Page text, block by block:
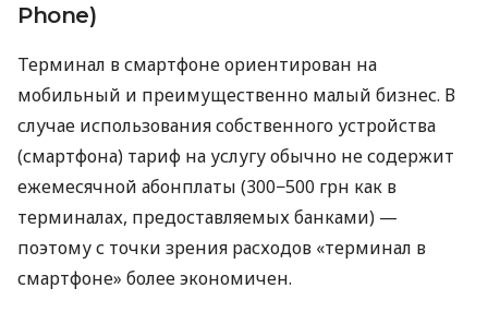
Phone)
Терминал в смартфоне ориентирован на
мобильный и преимущественно малый бизнес. В
случае использования собственного устройства
(смартфона) тариф на услугу обычно не содержит
ежемесячной абонплаты (300−500 грн как в
терминалах, предоставляемых банками) —
поэтому с точки зрения расходов «терминал в
смартфоне» более экономичен.